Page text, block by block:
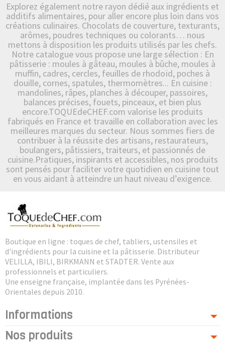
Explorez également notre rayon dédié aux ingrédients et
additifs alimentaires, pour aller encore plus loin dans vos
créations culinaires. Chocolats de couverture, texturants,
arômes, poudres techniques ou colorants… nous
mettons à disposition les produits utilisés par les chefs.
Notre catalogue vous propose une large sélection : En
pâtisserie : moules à gâteau, moules à bûche, moules à
muffin, cadres, cercles, feuilles de rhodoïd, poches à
douille, cornes, spatules, thermomètres... En cuisine :
mandolines, râpes, planches à découper, passoires,
balances précises, fouets, pinceaux, et bien plus
encore.TOQUEdeCHEF.com valorise les produits
fabriqués en France et travaille en collaboration avec les
meilleures marques du secteur. Nous sommes fiers de
contribuer à la réussite des artisans, restaurateurs,
boulangers, pâtissiers, traiteurs, et passionnés de
cuisine.Pratiques, inspirants et accessibles, nos produits
sont pensés pour faciliter votre quotidien en cuisine tout
en vous aidant à atteindre un haut niveau d’exigence.
Boutique en ligne : toques de chef, tabliers, ustensiles et
d'ingrédients pour la cuisine et la pâtisserie. Distributeur
VELILLA, IBILI, BIRKMANN et STADTER. Vente aux
professionnels et particuliers.
Une enseigne française, implantée dans les Pyrénées-
Orientales depuis 2010.
Informations
Nos produits